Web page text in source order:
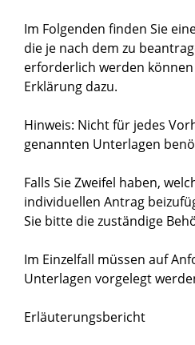
Im Folgenden finden Sie
die je nach dem zu
erforderlich werden
Erklärung dazu.
Hinweis: Nicht für jedes
genannten Unterlagen
Falls Sie Zweifel haben,
individuellen Antrag
Sie bitte die zuständige
Im Einzelfall müssen auf
Unterlagen vorgelegt
Erläuterungsbericht